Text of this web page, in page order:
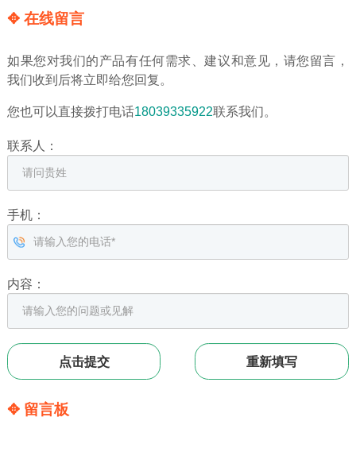
✥ 在线留言
如果您对我们的产品有任何需求、建议和意见，请您留言，
我们收到后将立即给您回复。
您也可以直接拨打电话18039335922联系我们。
联系人：
手机：
内容：
✥ 留言板